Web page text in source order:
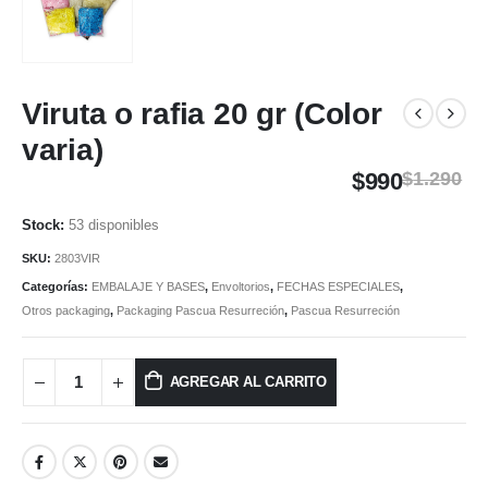
Viruta o rafia 20 gr (Color
varia)
$1.290
$990
53 disponibles
SKU: 2803VIR
Categorías: EMBALAJE Y BASES, Envoltorios, FECHAS ESPECIALES,
Otros packaging, Packaging Pascua Resurreción, Pascua Resurreción
AGREGAR AL CARRITO